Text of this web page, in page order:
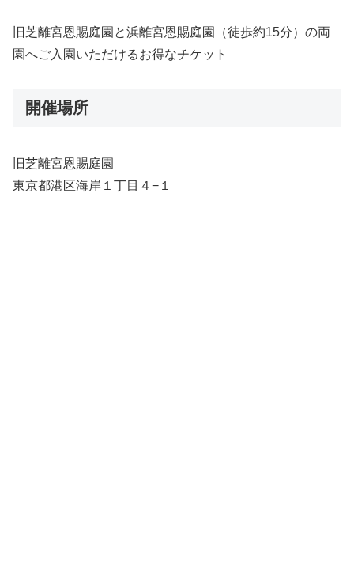
旧芝離宮恩賜庭園と浜離宮恩賜庭園（徒歩約15分）の両
園へご入園いただけるお得なチケット
開催場所
旧芝離宮恩賜庭園
東京都港区海岸１丁目４−１